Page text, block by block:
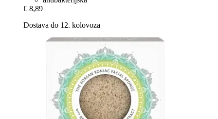
€ 8,89
Dostava do 12. kolovoza